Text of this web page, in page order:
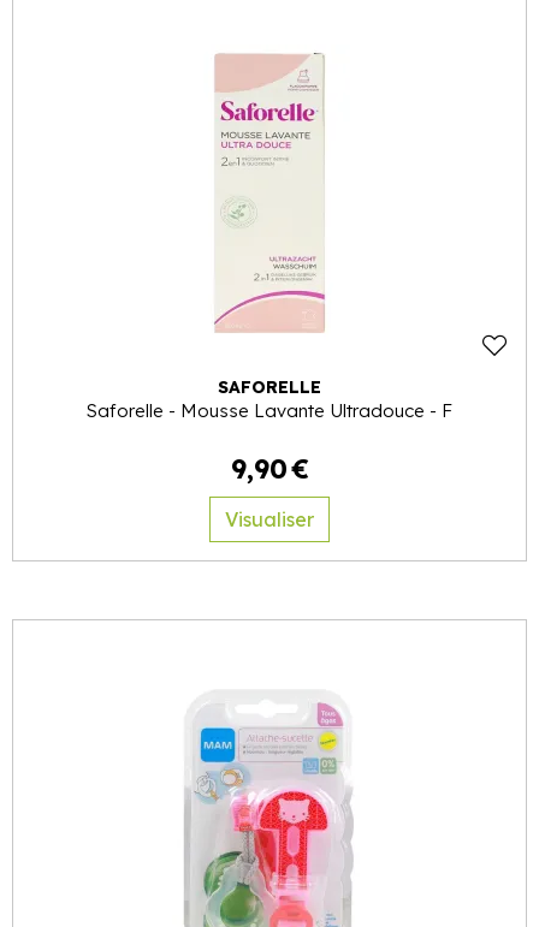
SAFORELLE
Saforelle - Mousse Lavante Ultradouce - F
9,90€
Visualiser